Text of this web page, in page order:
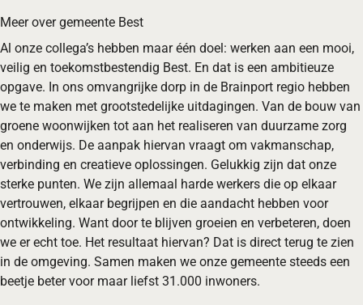
Meer over gemeente Best
Al onze collega’s hebben maar één doel: werken aan een mooi,
veilig en toekomstbestendig Best. En dat is een ambitieuze
opgave. In ons omvangrijke dorp in de Brainport regio hebben
we te maken met grootstedelijke uitdagingen. Van de bouw van
groene woonwijken tot aan het realiseren van duurzame zorg
en onderwijs. De aanpak hiervan vraagt om vakmanschap,
verbinding en creatieve oplossingen. Gelukkig zijn dat onze
sterke punten. We zijn allemaal harde werkers die op elkaar
vertrouwen, elkaar begrijpen en die aandacht hebben voor
ontwikkeling. Want door te blijven groeien en verbeteren, doen
we er echt toe. Het resultaat hiervan? Dat is direct terug te zien
in de omgeving. Samen maken we onze gemeente steeds een
beetje beter voor maar liefst 31.000 inwoners.